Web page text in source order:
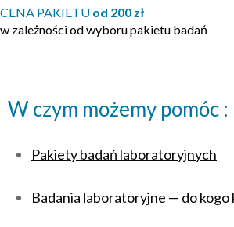
CENA PAKIETU od 200 zł
w zależności od wyboru pakietu badań
W czym możemy pomóc :
Pakiety badań laboratoryjnych
Badania laboratoryjne — do